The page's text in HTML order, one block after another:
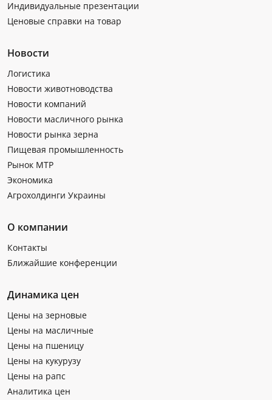
Индивидуальные презентации
Ценовые справки на товар
Новости
Логистика
Новости животноводства
Новости компаний
Новости масличного рынка
Новости рынка зерна
Пищевая промышленность
Рынок МТР
Экономика
Агрохолдинги Украины
О компании
Контакты
Ближайшие конференции
Динамика цен
Цены на зерновые
Цены на масличные
Цены на пшеницу
Цены на кукурузу
Цены на рапс
Аналитика цен